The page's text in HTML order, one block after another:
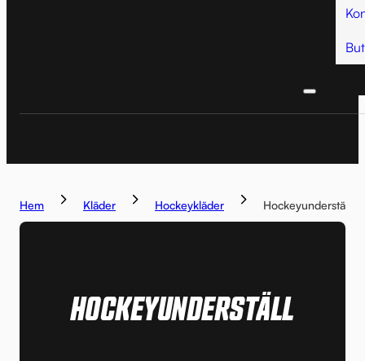
Hem Kläder Hockeykläder Hockeyunderställ
HOCKEYUNDERSTÄLL